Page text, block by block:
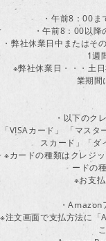
・午前8：00ま
・午前8：00以降
・弊社休業日中またはそ
1週
※弊社休業日・・・土
業期間
・以下のク
「VISAカード」 「マス
スカード」「ダ
※カードの種類はクレジ
ードの
※お支
・Amazon
※注文画面で支払方法に